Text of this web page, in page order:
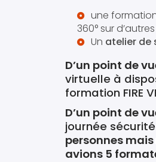
une
360° sur
Un atelier de
D’un point de
virtuelle à
formation FIRE
D’un point de
journée
personnes
avions 5